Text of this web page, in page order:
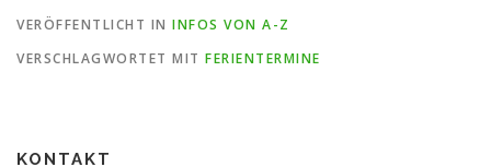
VERÖFFENTLICHT IN INFOS VON A-Z
VERSCHLAGWORTET MIT FERIENTERMINE
KONTAKT